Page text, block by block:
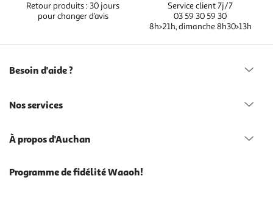
Retour produits : 30 jours
pour changer d’avis
Service client 7j/7
03 59 30 59 30
8h>21h, dimanche 8h30>13h
Besoin d'aide ?
Nos services
À propos d'Auchan
Programme de fidélité Waaoh!